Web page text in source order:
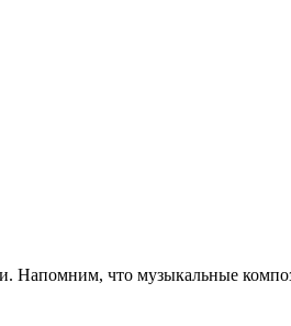
Напомним, что музыкальные